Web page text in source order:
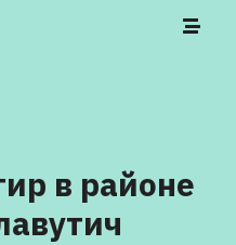
в районе